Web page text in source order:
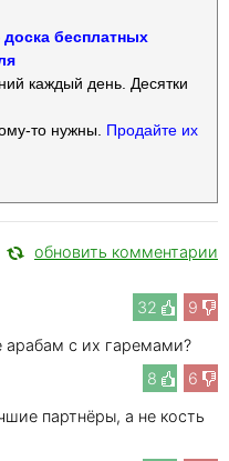
бесплатных
каждый день. Десятки
то нужны. Продайте их
обновить комментарии
32 9
арабам с их гаремами?
8
6
партнёры, а не кость